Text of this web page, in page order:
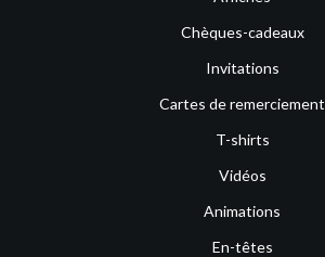
Chèques-cadeaux
Invitations
Cartes de remerciement
T-shirts
Vidéos
Animations
En-têtes